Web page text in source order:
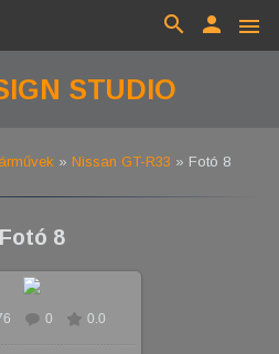
menu
person
search
STUDIO
» Nissan GT-R33 » Fotó 8
Fotó 8
0 0.0